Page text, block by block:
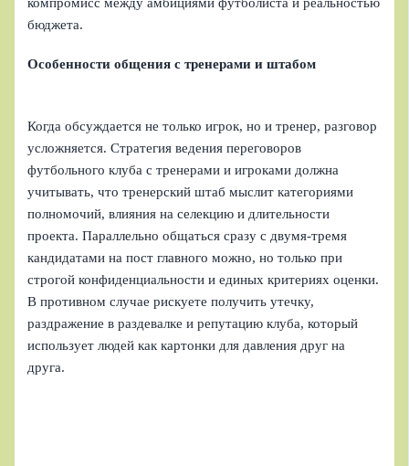
бюджета.
Особенности общения с тренерами и штабом
Когда обсуждается не только игрок, но и тренер, разговор
усложняется. Стратегия ведения переговоров
футбольного клуба с тренерами и игроками должна
учитывать, что тренерский штаб мыслит категориями
полномочий, влияния на селекцию и длительности
проекта. Параллельно общаться сразу с двумя-тремя
кандидатами на пост главного можно, но только при
строгой конфиденциальности и единых критериях оценки.
В противном случае рискуете получить утечку,
раздражение в раздевалке и репутацию клуба, который
использует людей как картонки для давления друг на
друга.